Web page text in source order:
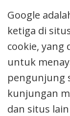
Google
ketiga di
cookie, yang
untuk
pengunjung
kunjungan
dan situs